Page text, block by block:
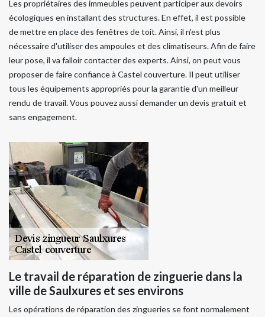
Les propriétaires des immeubles peuvent participer aux devoirs
écologiques en installant des structures. En effet, il est possible
de mettre en place des fenêtres de toit. Ainsi, il n'est plus
nécessaire d'utiliser des ampoules et des climatiseurs. Afin de faire
leur pose, il va falloir contacter des experts. Ainsi, on peut vous
proposer de faire confiance à Castel couverture. Il peut utiliser
tous les équipements appropriés pour la garantie d'un meilleur
rendu de travail. Vous pouvez aussi demander un devis gratuit et
sans engagement.
Le travail de réparation de zinguerie dans la
ville de Saulxures et ses environs
Les opérations de réparation des zingueries se font normalement